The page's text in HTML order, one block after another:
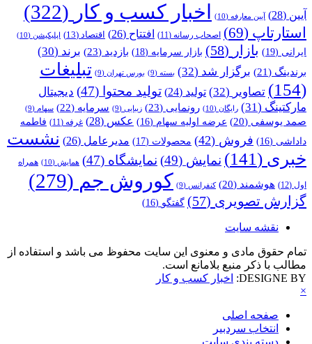
آیین (28) آیین معارفه (10) اخبار کسب و کار (322)
استارتاپ (69) اصحاب رسانه (11) افتتاح (26) اقتصاد (13) اپلیکیشن (10)
ایرانی (19) بازار (58) بازار سرمایه (18) بازدید (23) برند (30)
برندینگ (21) برگزار شد (32) بسته (9) بورس تهران (9)
تبلیغات
(154)
تصاویر (32) تولید (24) تولید محتوا (47)
دیجیتال
مارکتینگ (31) رایگان (10) رونمایی (23) زیبایی (9) سرمایه (22) سهام (9)
صمد یوسفی (20) عرضه اولیه سهام (16) عکس (28) غرفه (11)
فاطمه
داداشی (16) فروش (42) محصولات (17) مدیرعامل (26)
نشست
خبری (141) نمایش (49) نمایشگاه (47) همایش (10) همراه
اول (12) هوشمند (20) کنفرانس (9) کوروش جم (279)
گزارش تصویری (57) گفتگو (16)
نقشه سایت
تمام حقوق مادی و معنوی این سایت محفوظ می باشد و استفاده از
مطالب با ذکر منبع بلامانع است.
DESIGNE BY:
اخبار کسب و کار
×
صفحه اصلی
انتخاب سردبیر